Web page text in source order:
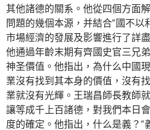
其他諸德的關系。他從四個方面
問題的幾個本源，并結合“國不以
市場經濟的發展及影響進行了詳
他通過年齡末期有齊國史官三兄
神圣價值。他指出，為什么中國
業沒有找到其本身的價值，沒有
業就沒有光輝。王瑞昌師長教師
讓等成千上百諸德，對我們本日
度的確定。他指出，什么是義？“